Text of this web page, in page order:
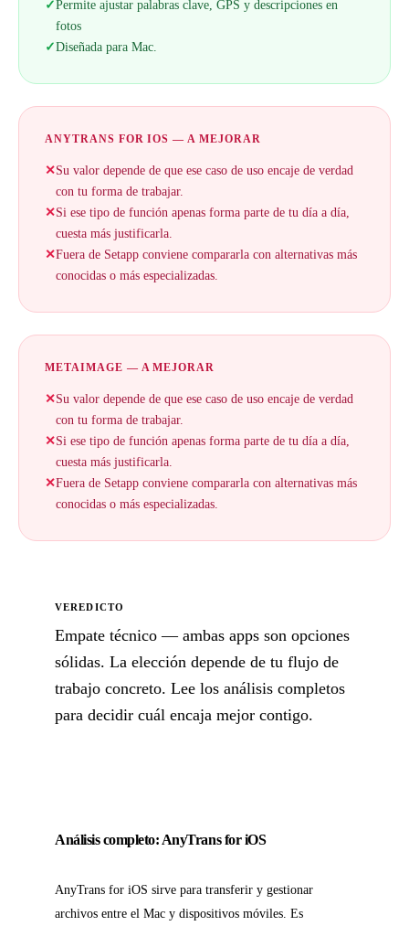
✓Permite ajustar palabras clave, GPS y descripciones en
fotos
✓Diseñada para Mac.
ANYTRANS FOR IOS — A MEJORAR
✕Su valor depende de que ese caso de uso encaje de verdad
con tu forma de trabajar.
✕Si ese tipo de función apenas forma parte de tu día a día,
cuesta más justificarla.
✕Fuera de Setapp conviene compararla con alternativas más
conocidas o más especializadas.
METAIMAGE — A MEJORAR
✕Su valor depende de que ese caso de uso encaje de verdad
con tu forma de trabajar.
✕Si ese tipo de función apenas forma parte de tu día a día,
cuesta más justificarla.
✕Fuera de Setapp conviene compararla con alternativas más
conocidas o más especializadas.
VEREDICTO
Empate técnico — ambas apps son opciones
sólidas. La elección depende de tu flujo de
trabajo concreto. Lee los análisis completos
para decidir cuál encaja mejor contigo.
Análisis completo: AnyTrans for iOS
AnyTrans for iOS sirve para transferir y gestionar
archivos entre el Mac y dispositivos móviles. Es